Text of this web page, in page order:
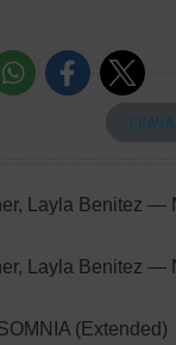
Layla Benitez —
Layla Benitez —
(Extended)